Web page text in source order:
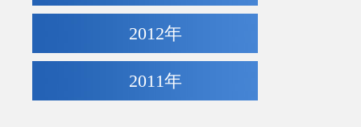
2012年
2011年